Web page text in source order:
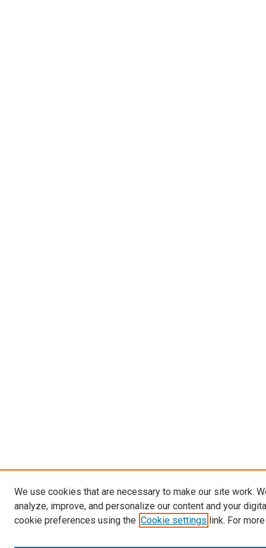
We use cookies that are necessary to make our site work.
analyze, improve, and personalize our content and your
cookie preferences using the Cookie settings link. For